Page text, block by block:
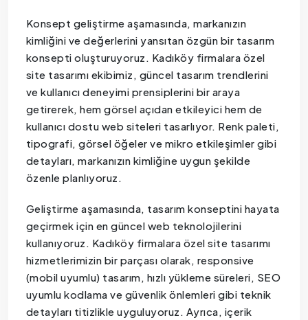
Konsept geliştirme aşamasında, markanızın
kimliğini ve değerlerini yansıtan özgün bir tasarım
konsepti oluşturuyoruz. Kadıköy firmalara özel
site tasarımı ekibimiz, güncel tasarım trendlerini
ve kullanıcı deneyimi prensiplerini bir araya
getirerek, hem görsel açıdan etkileyici hem de
kullanıcı dostu web siteleri tasarlıyor. Renk paleti,
tipografi, görsel öğeler ve mikro etkileşimler gibi
detayları, markanızın kimliğine uygun şekilde
özenle planlıyoruz.
Geliştirme aşamasında, tasarım konseptini hayata
geçirmek için en güncel web teknolojilerini
kullanıyoruz. Kadıköy firmalara özel site tasarımı
hizmetlerimizin bir parçası olarak, responsive
(mobil uyumlu) tasarım, hızlı yükleme süreleri, SEO
uyumlu kodlama ve güvenlik önlemleri gibi teknik
detayları titizlikle uyguluyoruz. Ayrıca, içerik